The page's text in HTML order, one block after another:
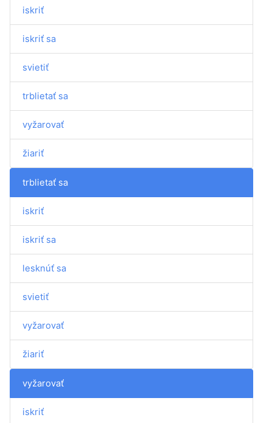
iskriť
iskriť sa
svietiť
trblietať sa
vyžarovať
žiariť
trblietať sa
iskriť
iskriť sa
lesknúť sa
svietiť
vyžarovať
žiariť
vyžarovať
iskriť